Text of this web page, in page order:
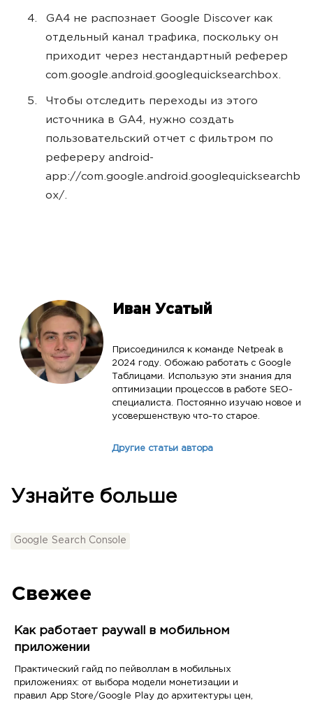
GA4 не распознает Google Discover как
отдельный канал трафика, поскольку он
приходит через нестандартный реферер
com.google.android.googlequicksearchbox.
Чтобы отследить переходы из этого
источника в GA4, нужно создать
пользовательский отчет с фильтром по
рефереру android-
app://com.google.android.googlequicksearchb
ox/.
Иван Усатый
Присоединился к команде Netpeak в
2024 году. Обожаю работать с Google
Таблицами. Использую эти знания для
оптимизации процессов в работе SEO-
специалиста. Постоянно изучаю новое и
усовершенствую что-то старое.
Другие статьи автора
Узнайте больше
Google Search Console
Свежее
Как работает paywall в мобильном
приложении
Практический гайд по пейволлам в мобильных
приложениях: от выбора модели монетизации и
правил App Store/Google Play до архитектуры цен,